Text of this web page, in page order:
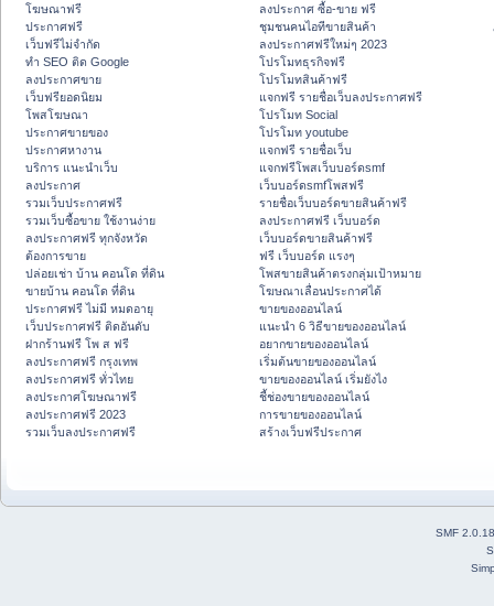
โฆษณาฟรี
ประกาศฟรี
เว็บฟรีไม่จำกัด
ทำ SEO ติด Google
ลงประกาศขาย
เว็บฟรียอดนิยม
โพสโฆษณา
ประกาศขายของ
ประกาศหางาน
บริการ แนะนำเว็บ
ลงประกาศ
รวมเว็บประกาศฟรี
รวมเว็บซื้อขาย ใช้งานง่าย
ลงประกาศฟรี ทุกจังหวัด
ต้องการขาย
ปล่อยเช่า บ้าน คอนโด ที่ดิน
ขายบ้าน คอนโด ที่ดิน
ประกาศฟรี ไม่มี หมดอายุ
เว็บประกาศฟรี ติดอันดับ
ฝากร้านฟรี โพ ส ฟรี
ลงประกาศฟรี กรุงเทพ
ลงประกาศฟรี ทั่วไทย
ลงประกาศโฆษณาฟรี
ลงประกาศฟรี 2023
รวมเว็บลงประกาศฟรี
ลงประกาศ ซื้อ-ขาย ฟรี
ชุมชนคนไอทีขายสินค้า
ลงประกาศฟรีใหม่ๆ 2023
โปรโมทธุรกิจฟรี
โปรโมทสินค้าฟรี
แจกฟรี รายชื่อเว็บลงประกาศฟรี
โปรโมท Social
โปรโมท youtube
แจกฟรี รายชื่อเว็บ
แจกฟรีโพสเว็บบอร์ดsmf
เว็บบอร์ดsmfโพสฟรี
รายชื่อเว็บบอร์ดขายสินค้าฟรี
ลงประกาศฟรี เว็บบอร์ด
เว็บบอร์ดขายสินค้าฟรี
ฟรี เว็บบอร์ด แรงๆ
โพสขายสินค้าตรงกลุ่มเป้าหมาย
โฆษณาเลื่อนประกาศได้
ขายของออนไลน์
แนะนำ 6 วิธีขายของออนไลน์
อยากขายของออนไลน์
เริ่มต้นขายของออนไลน์
ขายของออนไลน์ เริ่มยังไง
ชี้ช่องขายของออนไลน์
การขายของออนไลน์
สร้างเว็บฟรีประกาศ
SMF 2.0.18